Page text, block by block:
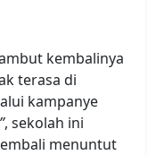
kembalinya
terasa di
kampanye
, sekolah ini
menuntut